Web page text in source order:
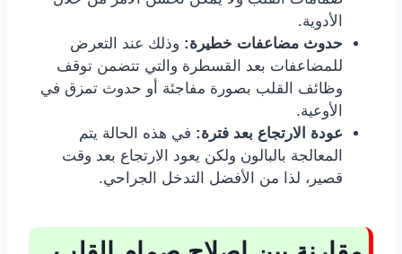
الأدوية.
حدوث مضاعفات خطيرة: وذلك عند التعرض
للمضاعفات بعد القسطرة والتي تتضمن توقف
وظائف القلب بصورة مفاجئة أو حدوث تمزق في
الأوعية.
عودة الارتجاع بعد فترة: في هذه الحالة يتم
المعالجة بالبالون ولكن يعود الارتجاع بعد وقت
قصير، لذا من الأفضل التدخل الجراحي.